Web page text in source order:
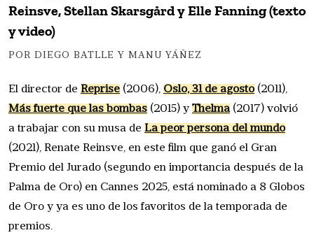
Reinsve, Stellan Skarsgård y Elle Fanning (texto
y video)
POR DIEGO BATLLE Y MANU YÁÑEZ
El director de Reprise (2006), Oslo, 31 de agosto(2011),
Más fuerte que las bombas (2015) yThelma(2017) volvió
a trabajar con su musa de La peor persona del mundo
(2021), Renate Reinsve, en este film que ganó el Gran
Premio del Jurado (segundo en importancia después de la
Palma de Oro) en Cannes 2025, está nominado a 8 Globos
de Oro y ya es uno de los favoritos de la temporada de
premios.